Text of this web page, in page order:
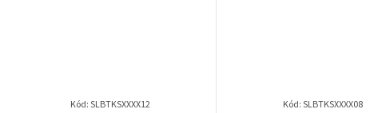
Kód:SLBTKSXXXX12 Kód:SLBTKSXXXX08